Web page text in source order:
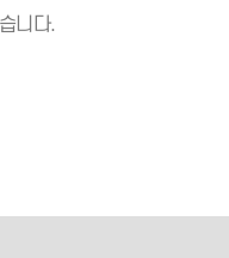
니다.